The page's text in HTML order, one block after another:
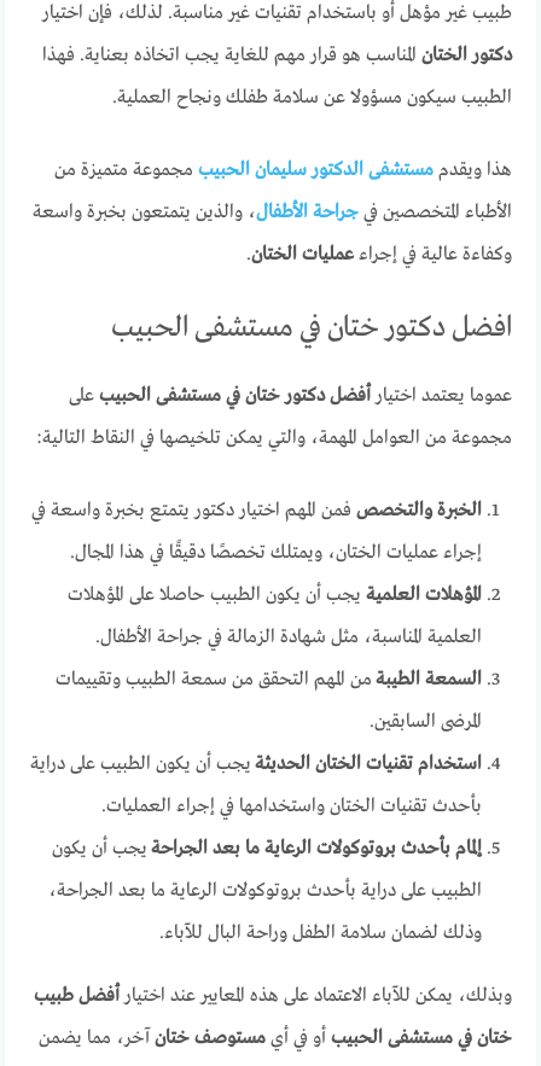
طبيب غير مؤهل أو باستخدام تقنيات غير مناسبة. لذلك، فإن اختيار
دكتور الختان المناسب هو قرار مهم للغاية يجب اتخاذه بعناية. فهذا
الطبيب سيكون مسؤولا عن سلامة طفلك ونجاح العملية.
هذا ويقدم مستشفى الدكتور سليمان الحبيب مجموعة متميزة من
الأطباء المتخصصين فيجراحة الأطفال، والذين يتمتعون بخبرة واسعة
وكفاءة عالية في إجراءعمليات الختان.
افضل دكتور ختان في مستشفى الحبيب
عموما يعتمد اختيار أفضل دكتور ختان في مستشفى الحبيب على
مجموعة من العوامل المهمة، والتي يمكن تلخيصها في النقاط التالية:
الخبرة والتخصص فمن المهم اختيار دكتور يتمتع بخبرة واسعة في
إجراء عمليات الختان، ويمتلك تخصصًا دقيقًا في هذا المجال.
المؤهلات العلمية يجب أن يكون الطبيب حاصلا على المؤهلات
العلمية المناسبة، مثل شهادة الزمالة في جراحة الأطفال.
السمعة الطيبة من المهم التحقق من سمعة الطبيب وتقييمات
المرضى السابقين.
استخدام تقنيات الختان الحديثة يجب أن يكون الطبيب على دراية
بأحدث تقنيات الختان واستخدامها في إجراء العمليات.
إلمام بأحدث بروتوكولات الرعاية ما بعد الجراحة يجب أن يكون
الطبيب على دراية بأحدث بروتوكولات الرعاية ما بعد الجراحة،
وذلك لضمان سلامة الطفل وراحة البال للآباء.
وبذلك، يمكن للآباء الاعتماد على هذه المعايير عند اختيارأفضل طبيب
ختان في مستشفى الحبيب أو في أيمستوصف ختان آخر، مما يضمن